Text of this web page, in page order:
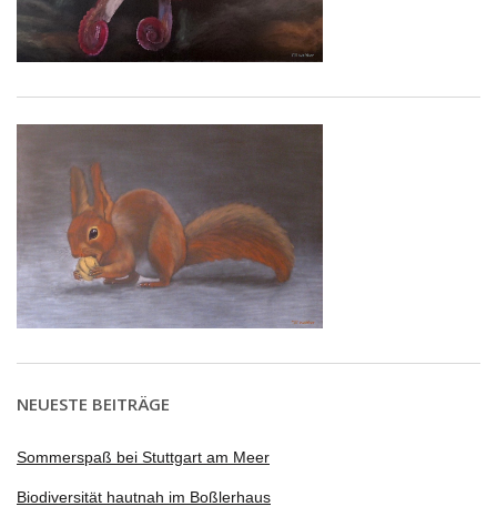
NEUESTE BEITRÄGE
Sommerspaß bei Stuttgart am Meer
Biodiversität hautnah im Boßlerhaus